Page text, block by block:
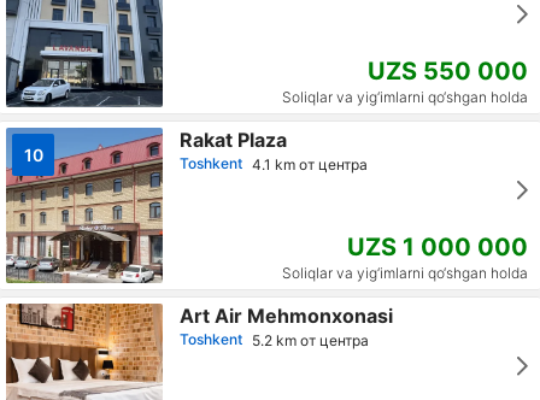
UZS 550 000
Soliqlar va yig‘imlarni qo‘shgan holda
10
Rakat Plaza
Toshkent 4.1 km от центра
UZS 1 000 000
Soliqlar va yig‘imlarni qo‘shgan holda
Art Air Mehmonxonasi
Toshkent 5.2 km от центра